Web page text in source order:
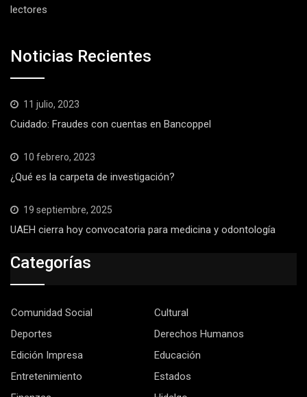
lectores
Noticias Recientes
11 julio, 2023
Cuidado: Fraudes con cuentas en Bancoppel
10 febrero, 2023
¿Qué es la carpeta de investigación?
19 septiembre, 2025
UAEH cierra hoy convocatoria para medicina y odontología
Categorías
Comunidad Social
Cultural
Deportes
Derechos Humanos
Edición Impresa
Educación
Entretenimiento
Estados